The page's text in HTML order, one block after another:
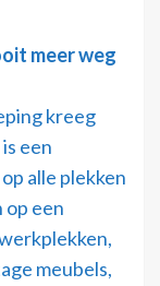
meer weg
kreeg
een
alle plekken
op een
meubels,